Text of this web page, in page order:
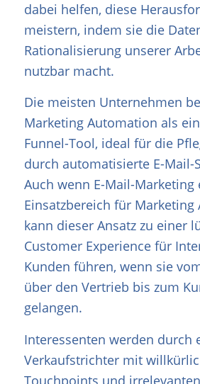
dabei helfen, diese
meistern, indem sie die
Rationalisierung unserer
nutzbar macht.
Die meisten Unternehmen
Marketing Automation als
Funnel-Tool, ideal für die
durch automatisierte E-Mail-
Auch wenn E-Mail-
Einsatzbereich für
kann dieser Ansatz zu einer
Customer Experience für
Kunden führen, wenn sie
über den Vertrieb bis zum
gelangen.
Interessenten werden durch
Verkaufstrichter mit
Touchpoints und